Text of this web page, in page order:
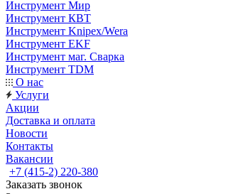
Инструмент Мир
Инструмент КВТ
Инструмент Knipex/Wera
Инструмент EKF
Инструмент маг. Сварка
Инструмент TDM
О нас
Услуги
Акции
Доставка и оплата
Новости
Контакты
Вакансии
+7 (415-2) 220-380
Заказать звонок